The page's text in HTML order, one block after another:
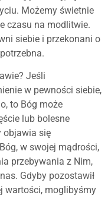
Możemy świetnie
czasu na modlitwie.
siebie i przekonani o
Jeśli
w pewności siebie,
to Bóg może
lub bolesne
objawia się
w swojej mądrości,
przebywania z Nim,
Gdyby pozostawił
wartości, moglibyśmy